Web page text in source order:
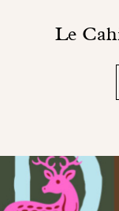
Le